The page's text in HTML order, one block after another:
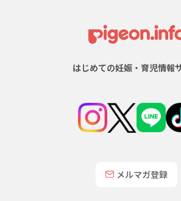
はじめての妊娠・育児情報
メルマガ登録